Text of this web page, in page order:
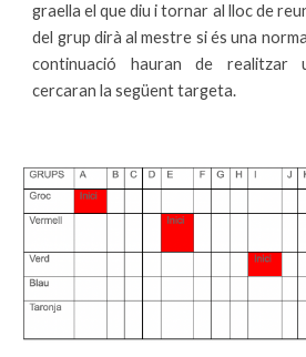
graella el que diu i tornar al lloc de
del grup dirà al mestre si és una norma
continuació hauran de realitzar
cercaran la següent targeta.